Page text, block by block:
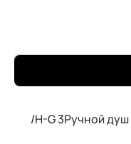
/H-G 3Ручной